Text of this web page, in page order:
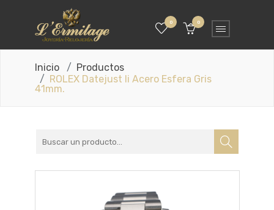
0 0
Inicio
Productos
ROLEX Datejust Ii Acero Esfera Gris
41mm.